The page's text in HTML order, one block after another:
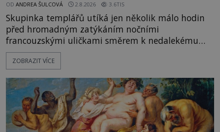
OD ANDREA ŠULCOVÁ 2.8.2026 3.6TIS
Skupinka templářů utíká jen několik málo hodin
před hromadným zatýkáním nočními
francouzskými uličkami směrem k nedalekému
přístavu. Jeden z nich má přes ramena ranec s
tajemným obsahem. Kapitán lodi už na ně čeká.
vyplouváme,“ sdělí jim. „Kam máme namířeno,
kapitáne?“ zeptá se ho jeden z templářů. „Do Sk
ZOBRAZIT VÍCE